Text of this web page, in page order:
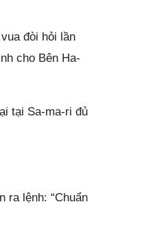
đòi hỏi lần
cho Bên Ha-
tại Sa-ma-ri đủ
ra lệnh: “Chuẩn